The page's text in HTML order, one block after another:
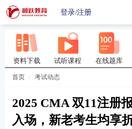
登录/注册
资料下载 试听课程 在线题库
首页 考试动态
2025 CMA 双11注册
入场，新老考生均享